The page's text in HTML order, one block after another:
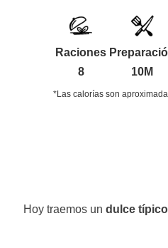
Raciones
8
10M
*Las calorías son
Hoy traemos un dulce